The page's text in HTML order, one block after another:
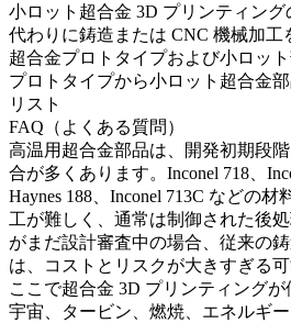
小ロット超合金 3D プリンティング
代わりに鋳造または CNC 機械加工
超合金プロトタイプおよび小ロッ
プロトタイプから小ロット超合金
リスト
FAQ（よくある質問）
高温用超合金部品は、開発初期段
合が多くあります。Inconel 718、
Haynes 188、Inconel 713C などの
工が難しく、通常は制御された後
がまだ設計審査中の場合、従来の
は、コストとリスクが大きすぎる可
ここで超合金 3D プリンティングが
宇宙、タービン、燃焼、エネルギ